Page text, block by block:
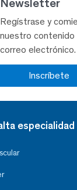
Regístrase y
nuestro contenido
correo electrónico.
Inscríbete
especialidad